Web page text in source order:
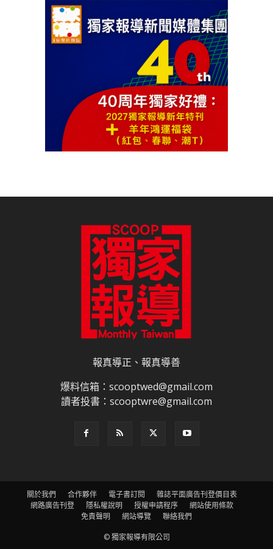
報真導正、報真導善
爆料信箱：scooptwed@gmail.com
讀者投書：scooptwre@gmail.com
關於我們 合作夥伴 電子書訂閱
雜誌平面廣告刊登價目表
網路廣告刊登
隱私權說明 授權申請程序
網站使用條款
免責聲明
網站導覽
聯絡我們
© 獨家報導有限公司